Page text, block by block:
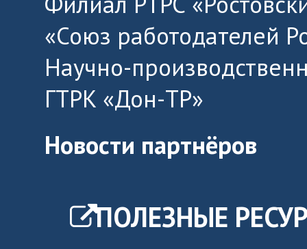
«Союз работодателей
Научно-
ГТРК «Дон-ТР»
Новости партнёров
ПОЛЕЗНЫЕ